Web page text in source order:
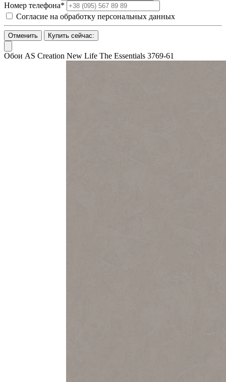
Номер телефона*
Согласие на обработку персональных данных
Отменить Купить сейчас:
Обои AS Creation New Life The Essentials 3769-61